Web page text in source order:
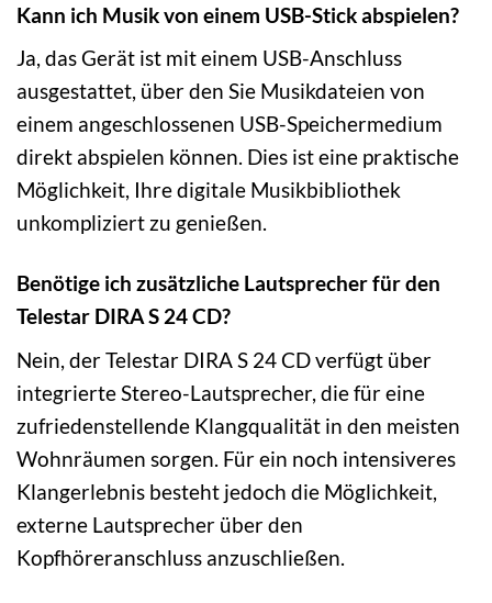
Kann ich Musik von einem USB-Stick abspielen?
Ja, das Gerät ist mit einem USB-Anschluss
ausgestattet, über den Sie Musikdateien von
einem angeschlossenen USB-Speichermedium
direkt abspielen können. Dies ist eine praktische
Möglichkeit, Ihre digitale Musikbibliothek
unkompliziert zu genießen.
Benötige ich zusätzliche Lautsprecher für den
Telestar DIRA S 24 CD?
Nein, der Telestar DIRA S 24 CD verfügt über
integrierte Stereo-Lautsprecher, die für eine
zufriedenstellende Klangqualität in den meisten
Wohnräumen sorgen. Für ein noch intensiveres
Klangerlebnis besteht jedoch die Möglichkeit,
externe Lautsprecher über den
Kopfhöreranschluss anzuschließen.